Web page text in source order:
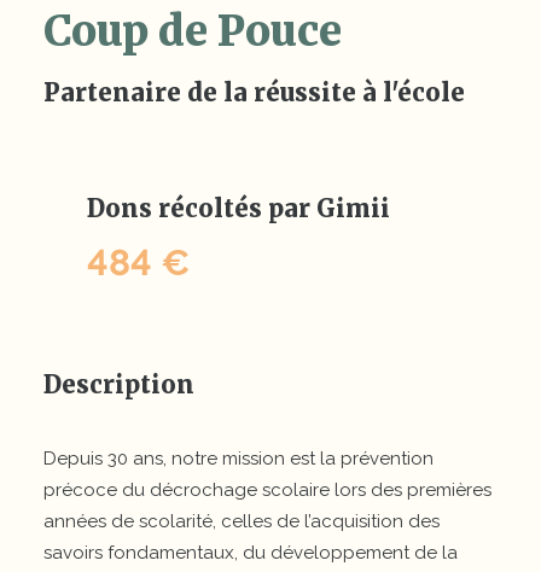
Coup de Pouce
Partenaire de la réussite à l'école
Dons récoltés par Gimii
484 €
Description
Depuis 30 ans, notre mission est la prévention
précoce du décrochage scolaire lors des premières
années de scolarité, celles de l’acquisition des
savoirs fondamentaux, du développement de la